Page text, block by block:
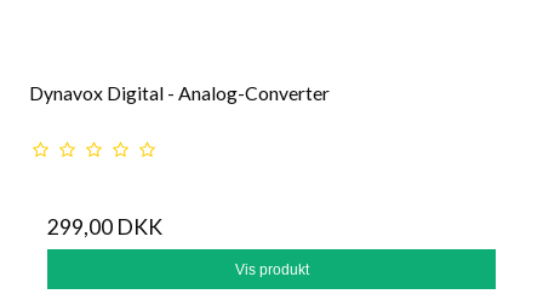
Dynavox Digital - Analog-Converter
299,00 DKK
Vis produkt